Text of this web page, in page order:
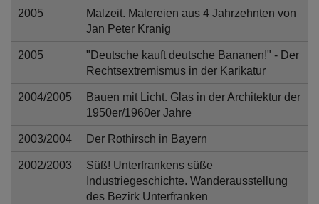
2005
Malzeit. Malereien aus 4 Jahrzehnten von
Jan Peter Kranig
2005
"Deutsche kauft deutsche Bananen!" - Der
Rechtsextremismus in der Karikatur
2004/2005
Bauen mit Licht. Glas in der Architektur der
1950er/1960er Jahre
2003/2004 Der Rothirsch in Bayern
2002/2003
Süß! Unterfrankens süße
Industriegeschichte. Wanderausstellung
des Bezirk Unterfranken